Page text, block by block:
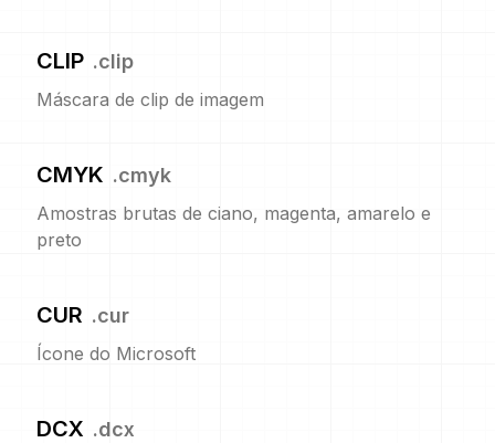
CLIP .clip
Máscara de clip de imagem
CMYK .cmyk
Amostras brutas de ciano, magenta, amarelo e
preto
CUR .cur
Ícone do Microsoft
DCX .dcx